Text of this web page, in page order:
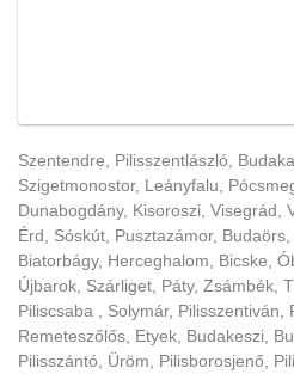
Szentendre, Pilisszentlászló,
Szigetmonostor, Leányfalu,
Dunabogdány, Kisoroszi, Visegrád,
Érd, Sóskút, Pusztazámor,
Biatorbágy, Herceghalom, Bicske,
Újbarok, Szárliget, Páty, Zsámbék,
Piliscsaba , Solymár, Pilisszentiván,
Remeteszőlős, Etyek, Budakeszi,
Pilisszántó, Üröm, Pilisborosjenő,